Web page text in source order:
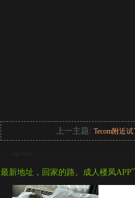
上一主题:Tecom附近
最新地址，回家的路。成人楼凤APP